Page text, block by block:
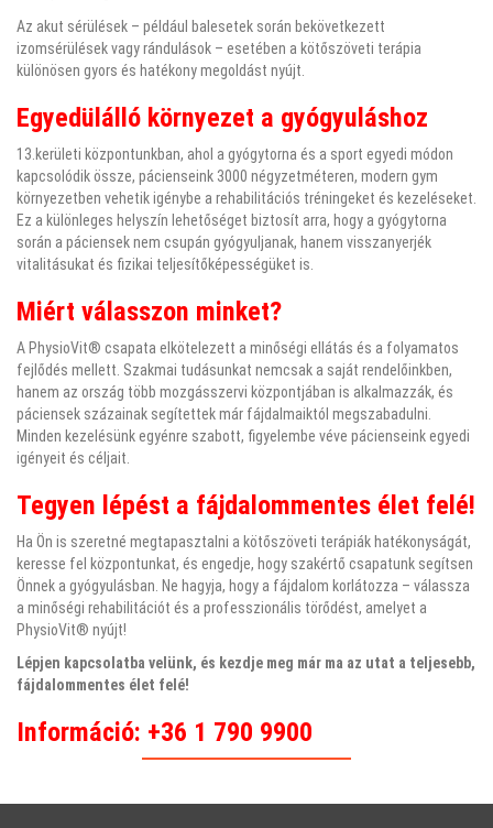
Az akut sérülések – például balesetek során bekövetkezett
izomsérülések vagy rándulások – esetében a kötőszöveti terápia
különösen gyors és hatékony megoldást nyújt.
Egyedülálló környezet a gyógyuláshoz
13.kerületi központunkban, ahol a gyógytorna és a sport egyedi módon
kapcsolódik össze, pácienseink 3000 négyzetméteren, modern gym
környezetben vehetik igénybe a rehabilitációs tréningeket és kezeléseket.
Ez a különleges helyszín lehetőséget biztosít arra, hogy a gyógytorna
során a páciensek nem csupán gyógyuljanak, hanem visszanyerjék
vitalitásukat és fizikai teljesítőképességüket is.
Miért válasszon minket?
A PhysioVit® csapata elkötelezett a minőségi ellátás és a folyamatos
fejlődés mellett. Szakmai tudásunkat nemcsak a saját rendelőinkben,
hanem az ország több mozgásszervi központjában is alkalmazzák, és
páciensek százainak segítettek már fájdalmaiktól megszabadulni.
Minden kezelésünk egyénre szabott, figyelembe véve pácienseink egyedi
igényeit és céljait.
Tegyen lépést a fájdalommentes élet felé!
Ha Ön is szeretné megtapasztalni a kötőszöveti terápiák hatékonyságát,
keresse fel központunkat, és engedje, hogy szakértő csapatunk segítsen
Önnek a gyógyulásban. Ne hagyja, hogy a fájdalom korlátozza – válassza
a minőségi rehabilitációt és a professzionális törődést, amelyet a
PhysioVit® nyújt!
Lépjen kapcsolatba velünk, és kezdje meg már ma az utat a teljesebb,
fájdalommentes élet felé!
Információ: +36 1 790 9900